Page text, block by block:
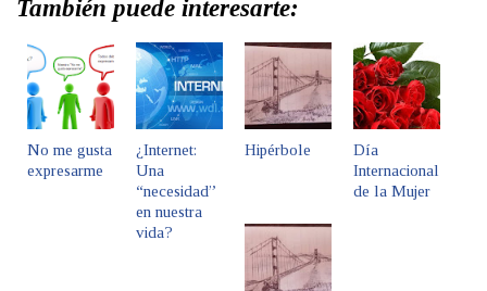
También puede interesarte:
No me gusta
expresarme
¿Internet:
Una
“necesidad”
en nuestra
vida?
Hipérbole
Día
Internacional
de la Mujer